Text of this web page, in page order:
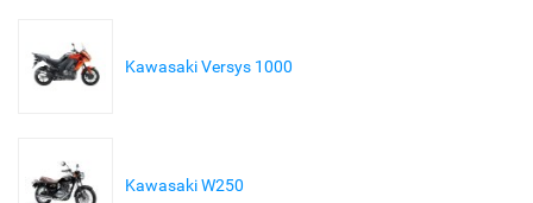
Kawasaki Versys 1000
Kawasaki W250